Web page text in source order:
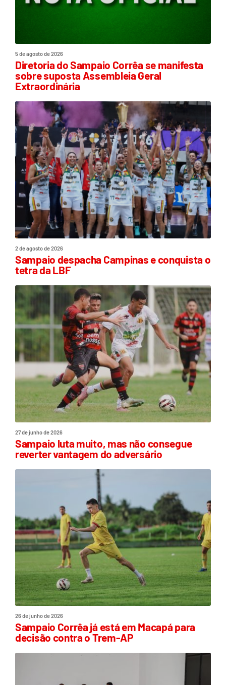
5 de agosto de 2026
Diretoria do Sampaio Corrêa se manifesta
sobre suposta Assembleia Geral
Extraordinária
2 de agosto de 2026
Sampaio despacha Campinas e conquista o
tetra da LBF
27 de junho de 2026
Sampaio luta muito, mas não consegue
reverter vantagem do adversário
26 de junho de 2026
Sampaio Corrêa já está em Macapá para
decisão contra o Trem-AP